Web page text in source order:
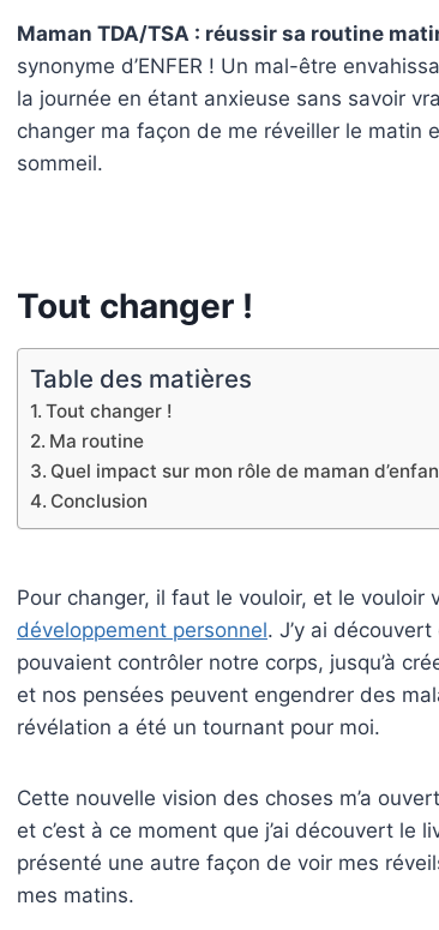
Maman TDA/TSA : réussir sa routine
synonyme d’ENFER ! Un mal-être
la journée en étant anxieuse sans savoir
changer ma façon de me réveiller le matin
sommeil.
Tout changer !
Table des matières
Tout changer !
Ma routine
Quel impact sur mon rôle de maman
Conclusion
Pour changer, il faut le vouloir, et le vouloir
développement personnel. J’y ai
pouvaient contrôler notre corps, jusqu’à
et nos pensées peuvent engendrer des
révélation a été un tournant pour moi.
Cette nouvelle vision des choses m’a
et c’est à ce moment que j’ai découvert le
présenté une autre façon de voir mes
mes matins.